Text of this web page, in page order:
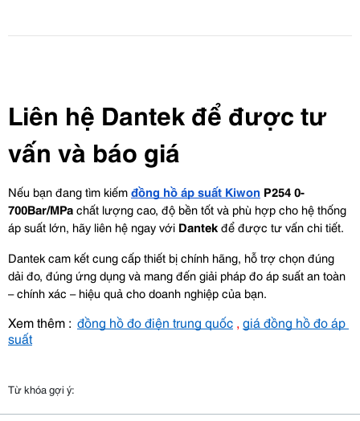
Liên hệ Dantek để được tư
vấn và báo giá
Nếu bạn đang tìm kiếm đồng hồ áp suất Kiwon P254 0-
700Bar/MPa chất lượng cao, độ bền tốt và phù hợp cho hệ thống
áp suất lớn, hãy liên hệ ngay với Dantek để được tư vấn chi tiết.
Dantek cam kết cung cấp thiết bị chính hãng, hỗ trợ chọn đúng
dải đo, đúng ứng dụng và mang đến giải pháp đo áp suất an toàn
– chính xác – hiệu quả cho doanh nghiệp của bạn.
Xem thêm : đồng hồ đo điện trung quốc , giá đồng hồ đo áp
suất
Từ khóa gợi ý: